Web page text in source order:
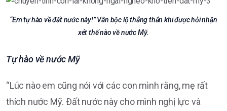
“Em tự hào về đất nước này!” Vân bộc lộ thẳng thắn khi được hỏi nhận
xét thế nào về nước Mỹ.
Tự hào về nước Mỹ
“Lúc nào em cũng nói với các con mình rằng, mẹ rất
thích nước Mỹ. Ðất nước này cho mình nghị lực và